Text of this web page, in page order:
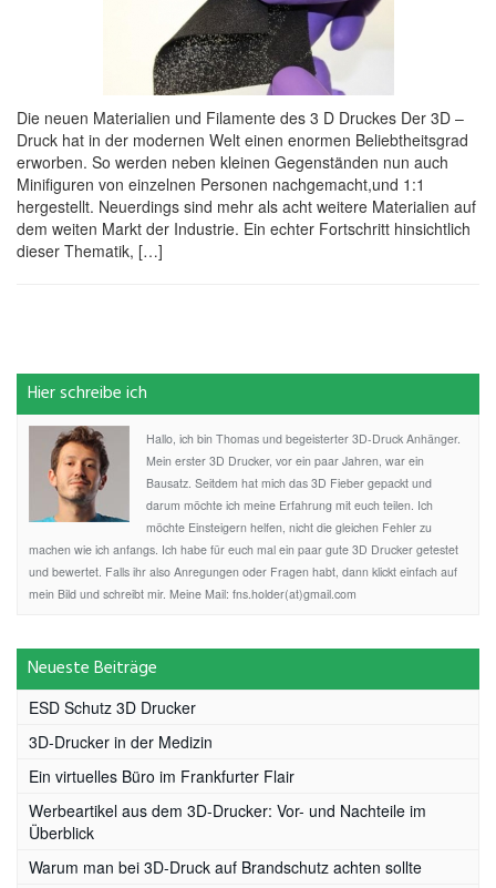
Die neuen Materialien und Filamente des 3 D Druckes Der 3D –
Druck hat in der modernen Welt einen enormen Beliebtheitsgrad
erworben. So werden neben kleinen Gegenständen nun auch
Minifiguren von einzelnen Personen nachgemacht,und 1:1
hergestellt. Neuerdings sind mehr als acht weitere Materialien auf
dem weiten Markt der Industrie. Ein echter Fortschritt hinsichtlich
dieser Thematik, […]
Hier schreibe ich
Hallo, ich bin Thomas und begeisterter 3D-Druck Anhänger.
Mein erster 3D Drucker, vor ein paar Jahren, war ein
Bausatz. Seitdem hat mich das 3D Fieber gepackt und
darum möchte ich meine Erfahrung mit euch teilen. Ich
möchte Einsteigern helfen, nicht die gleichen Fehler zu
machen wie ich anfangs. Ich habe für euch mal ein paar gute 3D Drucker getestet
und bewertet. Falls ihr also Anregungen oder Fragen habt, dann klickt einfach auf
mein Bild und schreibt mir. Meine Mail: fns.holder(at)gmail.com
Neueste Beiträge
ESD Schutz 3D Drucker
3D-Drucker in der Medizin
Ein virtuelles Büro im Frankfurter Flair
Werbeartikel aus dem 3D-Drucker: Vor- und Nachteile im
Überblick
Warum man bei 3D-Druck auf Brandschutz achten sollte